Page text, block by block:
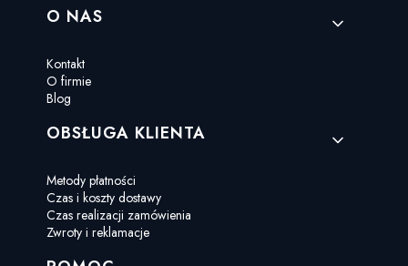
Linki w stopce
O NAS
Kontakt
O firmie
Blog
OBSŁUGA KLIENTA
Metody płatności
Czas i koszty dostawy
Czas realizacji zamówienia
Zwroty i reklamacje